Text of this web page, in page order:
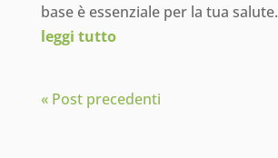
base è essenziale per la tua salute.
leggi tutto
« Post precedenti